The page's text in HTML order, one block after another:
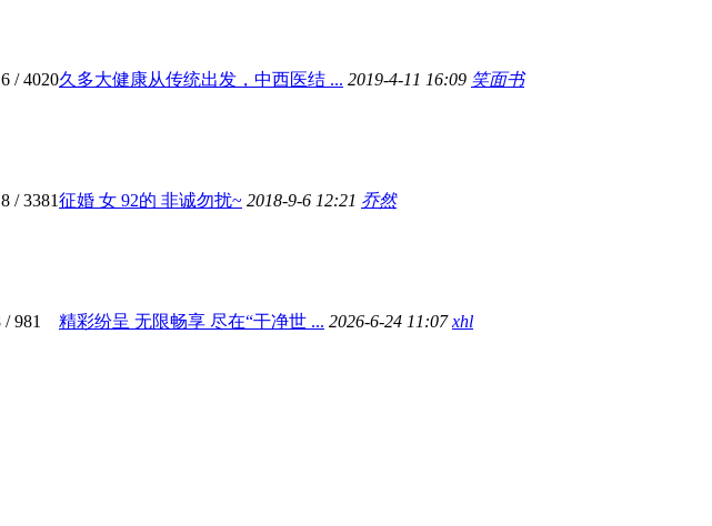
/ 4020久多大健康从传统出发，中西医结 ... 2019-4-11 16:09 笑面书
/ 3381征婚 女 92的 非诚勿扰~ 2018-9-6 12:21 乔然
/ 981 精彩纷呈 无限畅享 尽在“干净世 ... 2026-6-24 11:07xhl